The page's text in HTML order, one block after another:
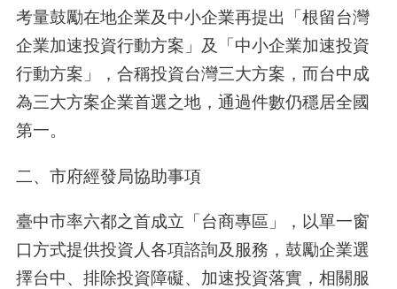
考量鼓勵在地企業及中小企業再提出「根留台灣
企業加速投資行動方案」及「中小企業加速投資
行動方案」，合稱投資台灣三大方案，而台中成
為三大方案企業首選之地，通過件數仍穩居全國
第一。
二、市府經發局協助事項
臺中市率六都之首成立「台商專區」，以單一窗
口方式提供投資人各項諮詢及服務，鼓勵企業選
擇台中、排除投資障礙、加速投資落實，相關服